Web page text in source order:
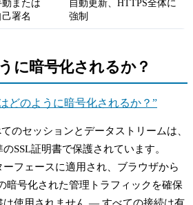
動または
己署名
自動更新、HTTPS全体に
強制
に暗号化されるか？
どのように暗号化されるか？”
のセッションとデータストリームは、
SSL証明書で保護されています。
ーフェースに適用され、ブラウザから
暗号化された管理トラフィックを確保
は使用されません — すべての接続は有